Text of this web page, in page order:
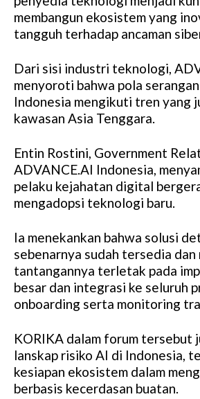
membangun ekosistem yang
tangguh terhadap ancaman
Dari sisi industri teknologi,
menyoroti bahwa pola
Indonesia mengikuti tren yang
kawasan Asia Tenggara.
Entin Rostini, Government
ADVANCE.AI Indonesia,
pelaku kejahatan digital
mengadopsi teknologi baru.
Ia menekankan bahwa solusi
sebenarnya sudah tersedia dan
tantangannya terletak pada
besar dan integrasi ke seluruh
onboarding serta monitoring
KORIKA dalam forum tersebut
lanskap risiko AI di Indonesia,
kesiapan ekosistem dalam
berbasis kecerdasan buatan.